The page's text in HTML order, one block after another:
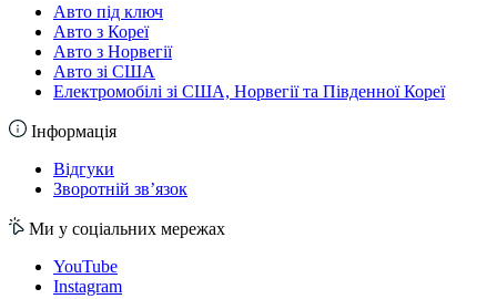
Авто під ключ
Авто з Кореї
Авто з Норвегії
Авто зі США
Електромобілі зі США, Норвегії та Південної Кореї
Інформація
Відгуки
Зворотній зв’язок
Ми у соціальних мережах
YouTube
Instagram